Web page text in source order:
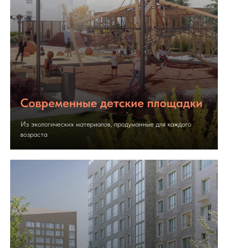
Современные детские площадки
Из экологических материалов, продуманные для каждого
возраста